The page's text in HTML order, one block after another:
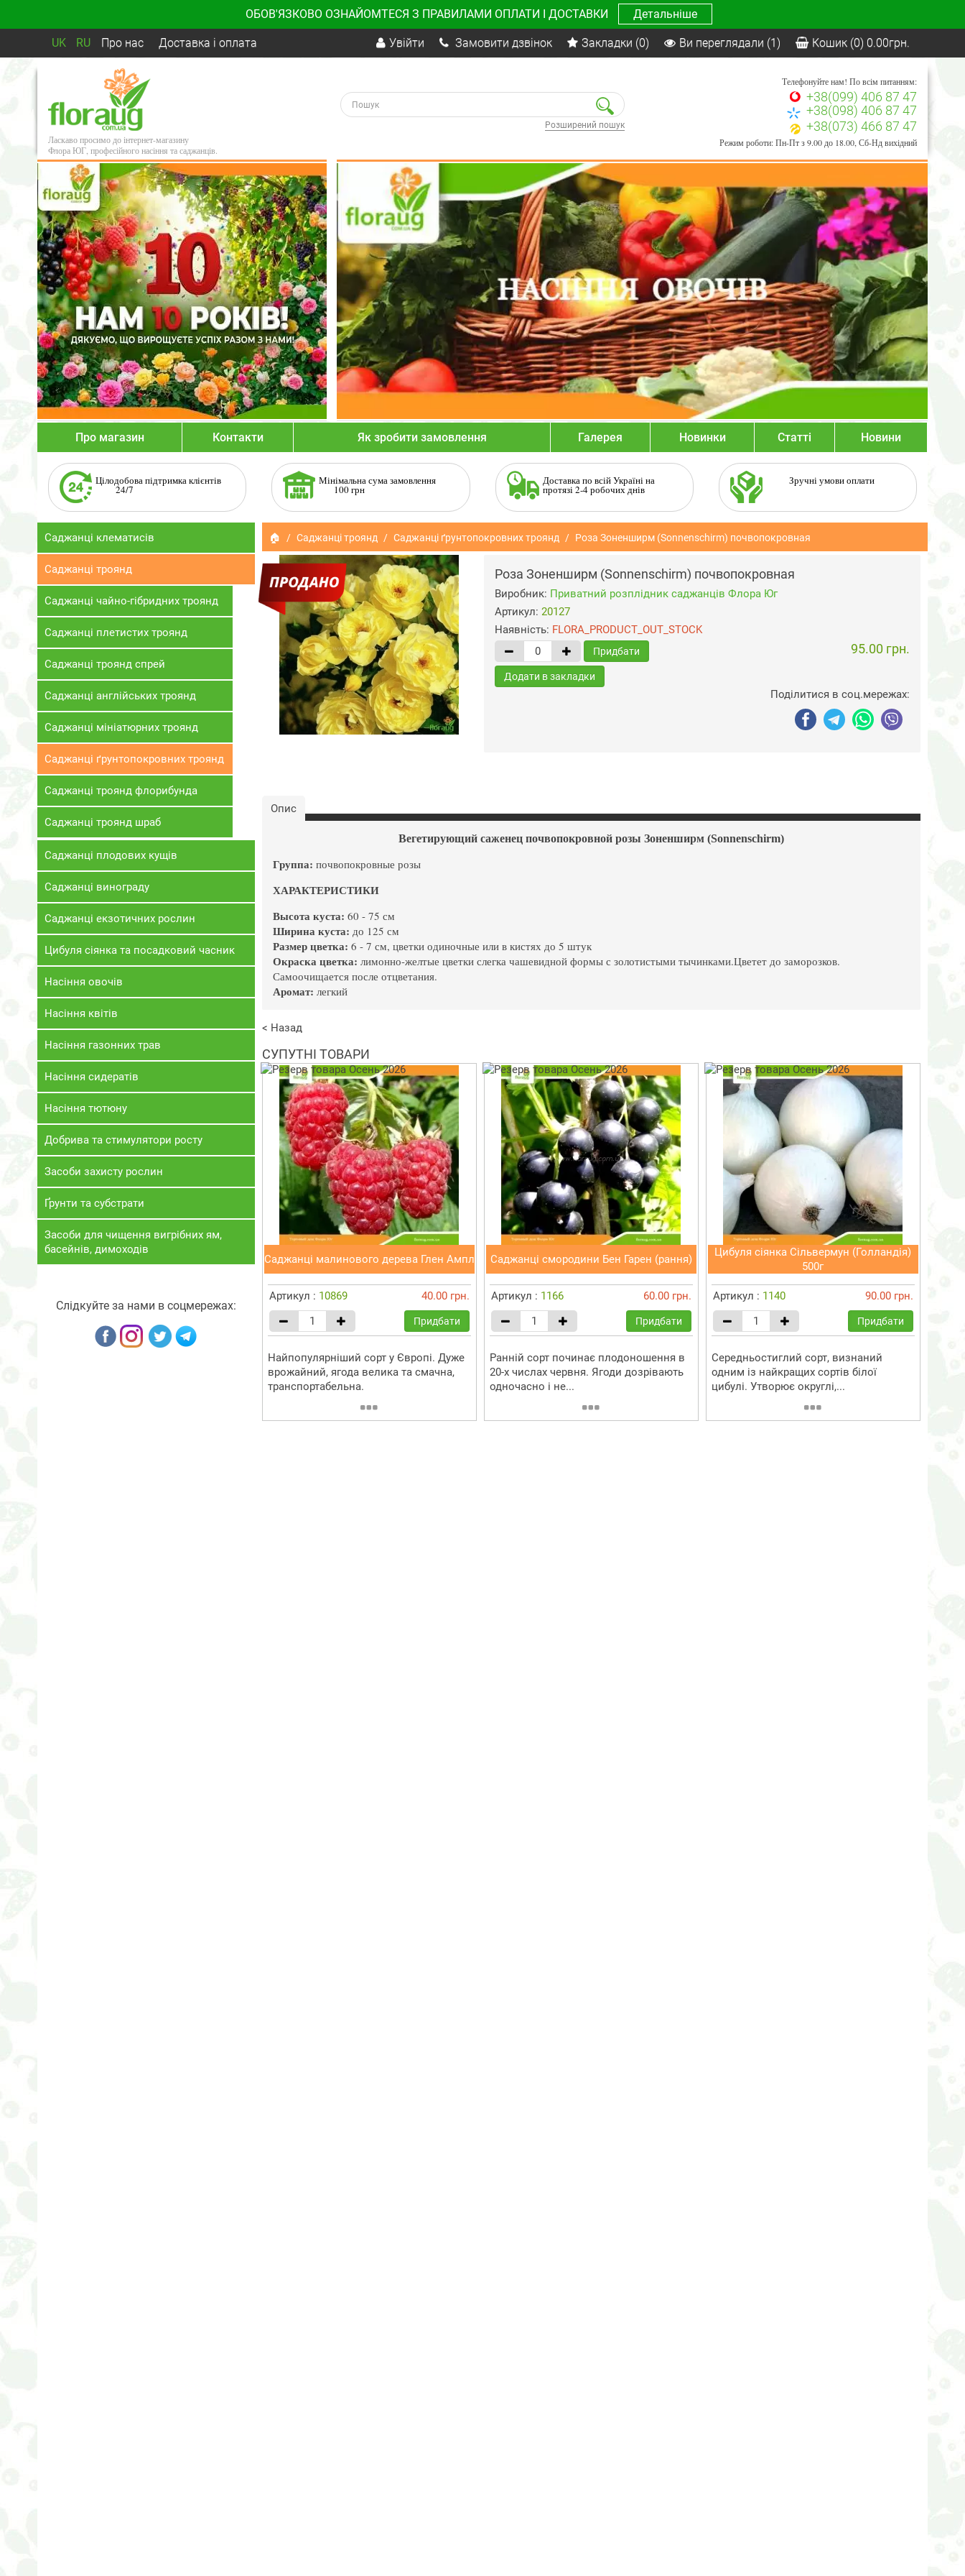
ОБОВ'ЯЗКОВО ОЗНАЙОМТЕСЯ З ПРАВИЛАМИ ОПЛАТИ І ДОСТАВКИ Детальніше
UK RU Про нас Доставка і оплата Увійти Замовити дзвінок Закладки (0) Ви переглядали (1) Кошик (0) 0.00грн.
Ласкаво просимо до інтернет-магазину
Флора ЮГ, професійного насіння та саджанців.
Розширений пошук
Телефонуйте нам! По всім питанням:
+38(099) 406 87 47
+38(098) 406 87 47
+38(073) 466 87 47
Режим роботи: Пн-Пт з 9.00 до 18.00, Сб-Нд вихідний
Про магазин Контакти Як зробити замовлення Галерея Новинки Статті Новини
Цілодобова підтримка клієнтів
24/7
Мінімальна сума замовлення
100 грн
Доставка по всій Україні на
протязі 2-4 робочих днів
Зручні умови оплати
Саджанці клематисів
Саджанці троянд
Саджанці чайно-гібридних троянд
Саджанці плетистих троянд
Саджанці троянд спрей
Саджанці англійських троянд
Саджанці мініатюрних троянд
Саджанці ґрунтопокровних троянд
Саджанці троянд флорибунда
Саджанці троянд шраб
Саджанці плодових кущів
Саджанці винограду
Саджанці екзотичних рослин
Цибуля сіянка та посадковий часник
Насіння овочів
Насіння квітів
Насіння газонних трав
Насіння сидератів
Насіння тютюну
Добрива та стимулятори росту
Засоби захисту рослин
Ґрунти та субстрати
Засоби для чищення вигрібних ям,
басейнів, димоходів
Слідкуйте за нами в соцмережах:
🏠 Саджанці троянд Саджанці ґрунтопокровних троянд Роза Зоненширм (Sonnenschirm) почвопокровная
Роза Зоненширм (Sonnenschirm) почвопокровная
Виробник: Приватний розплідник саджанців Флора Юг
Артикул: 20127
Наявність: FLORA_PRODUCT_OUT_STOCK
Придбати 95.00 грн.
Додати в закладки
Поділитися в соц.мережах:
Опис
Вегетирующий саженец почвопокровной розы Зоненширм (Sonnenschirm)
Группа: почвопокровные розы
ХАРАКТЕРИСТИКИ
Высота куста: 60 - 75 см
Ширина куста: до 125 см
Размер цветка: 6 - 7 см, цветки одиночные или в кистях до 5 штук
Окраска цветка: лимонно-желтые цветки слегка чашевидной формы с золотистыми тычинками.Цветет до заморозков.
Самоочищается после отцветания.
Аромат: легкий
< Назад
СУПУТНІ ТОВАРИ
Саджанці малинового дерева Глен Ампл
Артикул : 10869 40.00 грн.
Придбати
Найпопулярніший сорт у Європі. Дуже
врожайний, ягода велика та смачна,
транспортабельна.
Саджанці смородини Бен Гарен (рання)
Артикул : 1166 60.00 грн.
Придбати
Ранній сорт починає плодоношення в
20-х числах червня. Ягоди дозрівають
одночасно і не...
Цибуля сіянка Сільвермун (Голландія)
500г
Артикул : 1140 90.00 грн.
Придбати
Середньостиглий сорт, визнаний
одним із найкращих сортів білої
цибулі. Утворює округлі,...